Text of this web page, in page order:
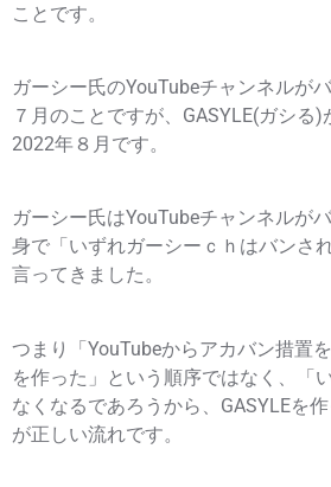
ことです。
ガーシー氏のYouTubeチャンネルが
７月のことですが、GASYLE(ガシる
2022年８月です。
ガーシー氏はYouTubeチャンネルが
身で「いずれガーシーｃｈはバンさ
言ってきました。
つまり「YouTubeからアカバン措置
を作った」という順序ではなく、「
なくなるであろうから、GASYLEを
が正しい流れです。